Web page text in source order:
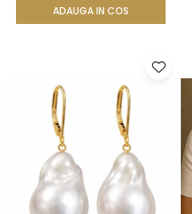
KASKADDA®ADAUGA IN COS